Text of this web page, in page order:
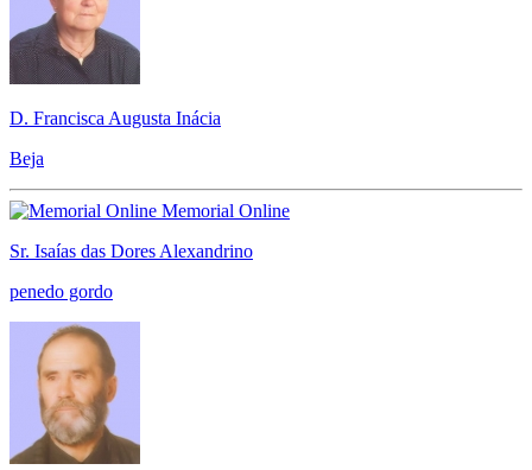
D. Francisca Augusta Inácia
Beja
Memorial Online
Sr. Isaías das Dores Alexandrino
penedo gordo